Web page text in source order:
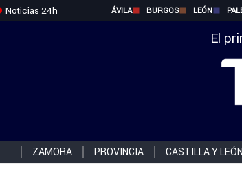
Noticias 24h ÁVILA BURGOS LEÓN
El
ZAMORA PROVINCIA CASTILLA Y LEÓN